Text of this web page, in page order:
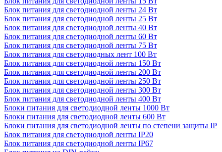
Блок питания для светодиодной ленты 24 Вт
Блок питания для светодиодной ленты 25 Вт
Блок питания для светодиодной ленты 40 Вт
Блок питания для светодиодной ленты 60 Вт
Блок питания для светодиодной ленты 75 Вт
Блок питания для светодиодных лент 100 Вт
Блок питания для светодиодной ленты 150 Вт
Блок питания для светодиодной ленты 200 Вт
Блок питания для светодиодной ленты 250 Вт
Блок питания для светодиодной ленты 300 Вт
Блок питания для светодиодной ленты 400 Вт
Блоки питания для светодиодной ленты 1000 Вт
Блоки питания для светодиодной ленты 600 Вт
Блоки питания для светодиодной ленты по степени защиты IP
Блок питания для светодиодной ленты IP20
Блок питания для светодиодной ленты IP67